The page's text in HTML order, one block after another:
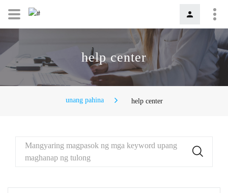
help center
unang pahina help center
Mangyaring magpasok ng mga keyword upang
maghanap ng tulong